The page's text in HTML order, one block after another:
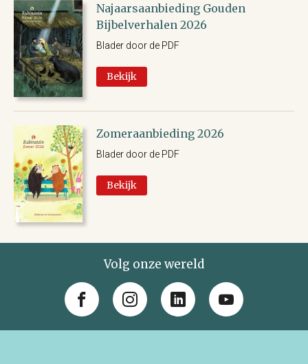
Najaarsaanbieding Gouden
Bijbelverhalen 2026
Blader door de PDF
Bekijk
Zomeraanbieding 2026
Blader door de PDF
Bekijk
Volg onze wereld